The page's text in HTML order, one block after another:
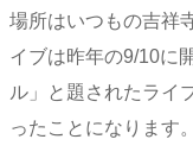
場所はいつもの吉祥
イブは昨年の9/10に
ル」と題されたライ
ったことになります。